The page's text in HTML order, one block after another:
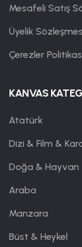
Mesafeli Satış
Üyelik
Çerezler
KANVAS
Atatürk
Dizi & Film &
Doğa & Hayvan
Araba
Manzara
Büst & Heykel